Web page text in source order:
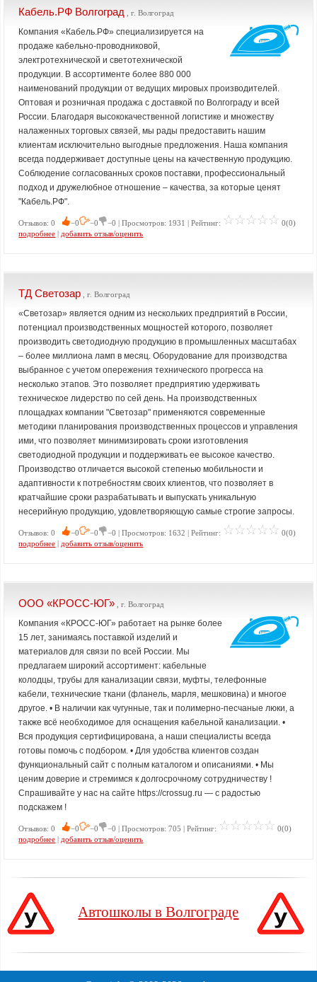
Кабель.РФ Волгоград , г. Волгоград
Компания «Кабель.РФ» специализируется на
продаже кабельно-проводниковой,
электротехнической и светотехнической
продукции. В ассортименте более 880 000
наименований продукции от ведущих мировых производителей.
Оптовая и розничная продажа с доставкой по Волгограду и всей
России. Благодаря высококачественной логистике и множеству
налаженных торговых связей, мы рады предоставить нашим
клиентам исключительно выгодные предложения. Наша компания
всегда поддерживает доступные цены на качественную продукцию.
Соблюдение согласованных сроков поставки, профессиональный
подход и дружелюбное отношение – качества, за которые ценят
"Кабель.РФ".
Отзывов: 0 −0 −0 −0 | Просмотров: 1931 | Рейтинг:
0(0)
подробнее | добавить отзыв/оценить
ТД Светозар , г. Волгоград
«Светозар» является одним из нескольких предприятий в России,
потенциал производственных мощностей которого, позволяет
производить светодиодную продукцию в промышленных масштабах
– более миллиона ламп в месяц. Оборудование для производства
выбранное с учетом опережения технического прогресса на
несколько этапов. Это позволяет предприятию удерживать
техническое лидерство по сей день. На производственных
площадках компании "Светозар" применяются современные
методики планирования производственных процессов и управления
ими, что позволяет минимизировать сроки изготовления
светодиодной продукции и поддерживать ее высокое качество.
Производство отличается высокой степенью мобильности и
адаптивности к потребностям своих клиентов, что позволяет в
кратчайшие сроки разрабатывать и выпускать уникальную
несерийную продукцию, удовлетворяющую самые строгие запросы.
Отзывов: 0 −0 −0 −0 | Просмотров: 1632 | Рейтинг:
0(0)
подробнее | добавить отзыв/оценить
ООО «КРОСС-ЮГ» , г. Волгоград
Компания «КРОСС-ЮГ» работает на рынке более
15 лет, занимаясь поставкой изделий и
материалов для связи по всей России. Мы
предлагаем широкий ассортимент: кабельные
колодцы, трубы для канализации связи, муфты, телефонные
кабели, технические ткани (фланель, марля, мешковина) и многое
другое. • В наличии как чугунные, так и полимерно-песчаные люки, а
также всё необходимое для оснащения кабельной канализации. •
Вся продукция сертифицирована, а наши специалисты всегда
готовы помочь с подбором. • Для удобства клиентов создан
функциональный сайт с полным каталогом и описаниями. • Мы
ценим доверие и стремимся к долгосрочному сотрудничеству !
Спрашивайте у нас на сайте https://crossug.ru — с радостью
подскажем !
Отзывов: 0 −0 −0 −0 | Просмотров: 705 | Рейтинг:
0(0)
подробнее | добавить отзыв/оценить
Автошколы в Волгограде